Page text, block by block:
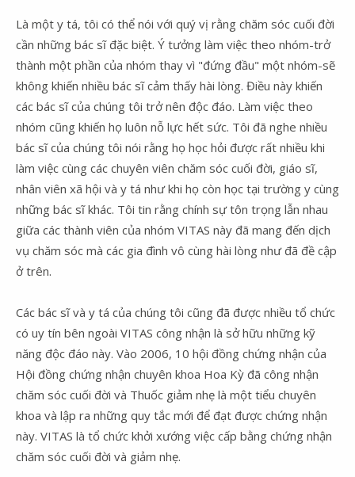
Là một y tá, tôi có thể nói với quý vị rằng chăm sóc cuối đời
cần những bác sĩ đặc biệt. Ý tưởng làm việc theo nhóm-trở
thành một phần của nhóm thay vì "đứng đầu" một nhóm-sẽ
không khiến nhiều bác sĩ cảm thấy hài lòng. Điều này khiến
các bác sĩ của chúng tôi trở nên độc đáo. Làm việc theo
nhóm cũng khiến họ luôn nỗ lực hết sức. Tôi đã nghe nhiều
bác sĩ của chúng tôi nói rằng họ học hỏi được rất nhiều khi
làm việc cùng các chuyên viên chăm sóc cuối đời, giáo sĩ,
nhân viên xã hội và y tá như khi họ còn học tại trường y cùng
những bác sĩ khác. Tôi tin rằng chính sự tôn trọng lẫn nhau
giữa các thành viên của nhóm VITAS này đã mang đến dịch
vụ chăm sóc mà các gia đình vô cùng hài lòng như đã đề cập
ở trên.
Các bác sĩ và y tá của chúng tôi cũng đã được nhiều tổ chức
có uy tín bên ngoài VITAS công nhận là sở hữu những kỹ
năng độc đáo này. Vào 2006, 10 hội đồng chứng nhận của
Hội đồng chứng nhận chuyên khoa Hoa Kỳ đã công nhận
chăm sóc cuối đời và Thuốc giảm nhẹ là một tiểu chuyên
khoa và lập ra những quy tắc mới để đạt được chứng nhận
này. VITAS là tổ chức khởi xướng việc cấp bằng chứng nhận
chăm sóc cuối đời và giảm nhẹ.